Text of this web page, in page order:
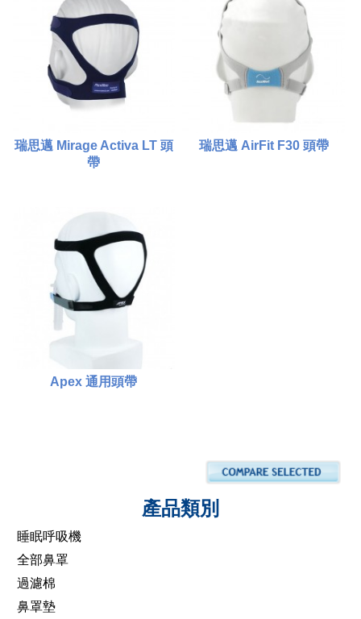
比較
添加到購物車
瑞思邁 Mirage Activa LT 頭
帶
$380.00
比較
添加到購物車
瑞思邁 AirFit F30 頭帶
Apex 通用頭帶
產品類別
睡眠呼吸機
全部鼻罩
過濾棉
鼻罩墊